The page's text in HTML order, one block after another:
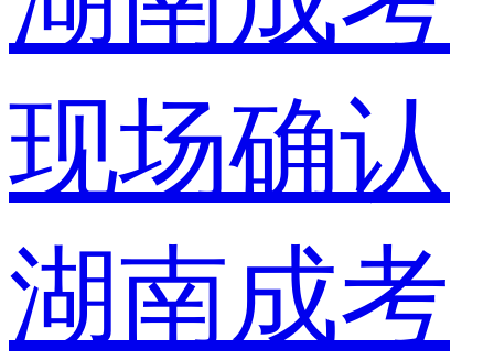
现场确认
湖南成考